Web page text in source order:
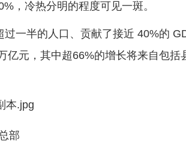
，冷热分明的程度可见一斑。
一半的人口、贡献了接近 40%的
亿元，其中超66%的增长将来自包括
部